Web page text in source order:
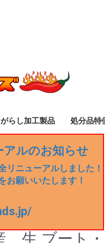
らし加工製品 処分品特
ルのお知らせ
リニューアルしました！
お願いいたします！
生 ブート